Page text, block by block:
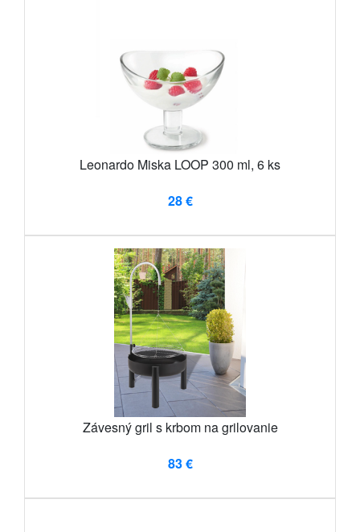
Leonardo Miska LOOP 300 ml, 6 ks
28 €
Závesný gril s krbom na grilovanie
83 €